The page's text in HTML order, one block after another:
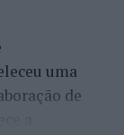
Interior
Israel e
uma
de